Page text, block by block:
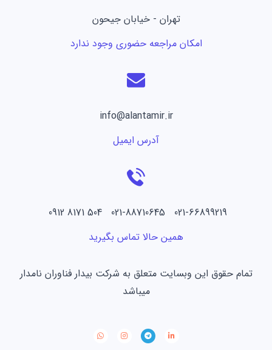
تهران - خیابان جیحون
امکان مراجعه حضوری وجود ندارد
info@alantamir.ir
آدرس ایمیل
021-66899219 021-88710645 504 8171 0912
همین حالا تماس بگیرید
تمام حقوق این وبسایت متعلق به شرکت بیدار فناوران نامدار
میباشد